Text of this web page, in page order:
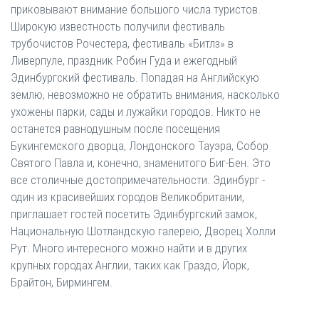
приковывают внимание большого числа туристов.
Широкую известность получили фестиваль
трубочистов Рочестера, фестиваль «Битлз» в
Ливерпуле, праздник Робин Гуда и ежегодный
Эдинбургский фестиваль. Попадая на Английскую
землю, невозможно не обратить внимания, насколько
ухожены парки, сады и лужайки городов. Никто не
останется равнодушным после посещения
Букингемского дворца, Лондонского Тауэра, Собор
Святого Павла и, конечно, знаменитого Биг-Бен. Это
все столичные достопримечательности. Эдинбург -
один из красивейших городов Великобритании,
приглашает гостей посетить Эдинбургский замок,
Национальную Шотландскую галерею, Дворец Холли
Рут. Много интересного можно найти и в других
крупных городах Англии, таких как Граздо, Йорк,
Брайтон, Бирмингем.